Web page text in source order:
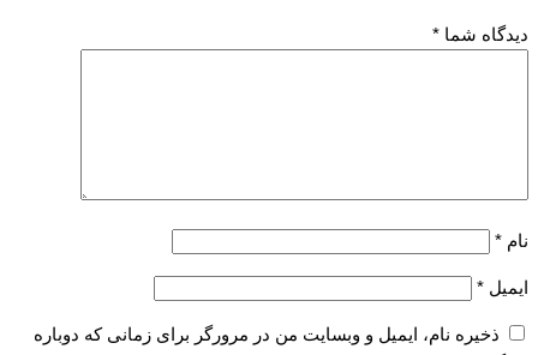
دیدگاه شما *
نام *
ایمیل *
ذخیره نام، ایمیل و وبسایت من در مرورگر برای زمانی که دوباره